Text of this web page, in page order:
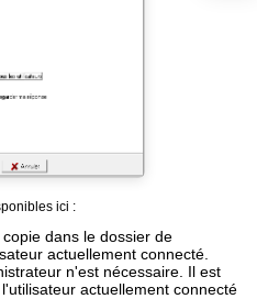
ici :
dans le dossier de
actuellement connecté.
n'est nécessaire. Il est
actuellement connecté